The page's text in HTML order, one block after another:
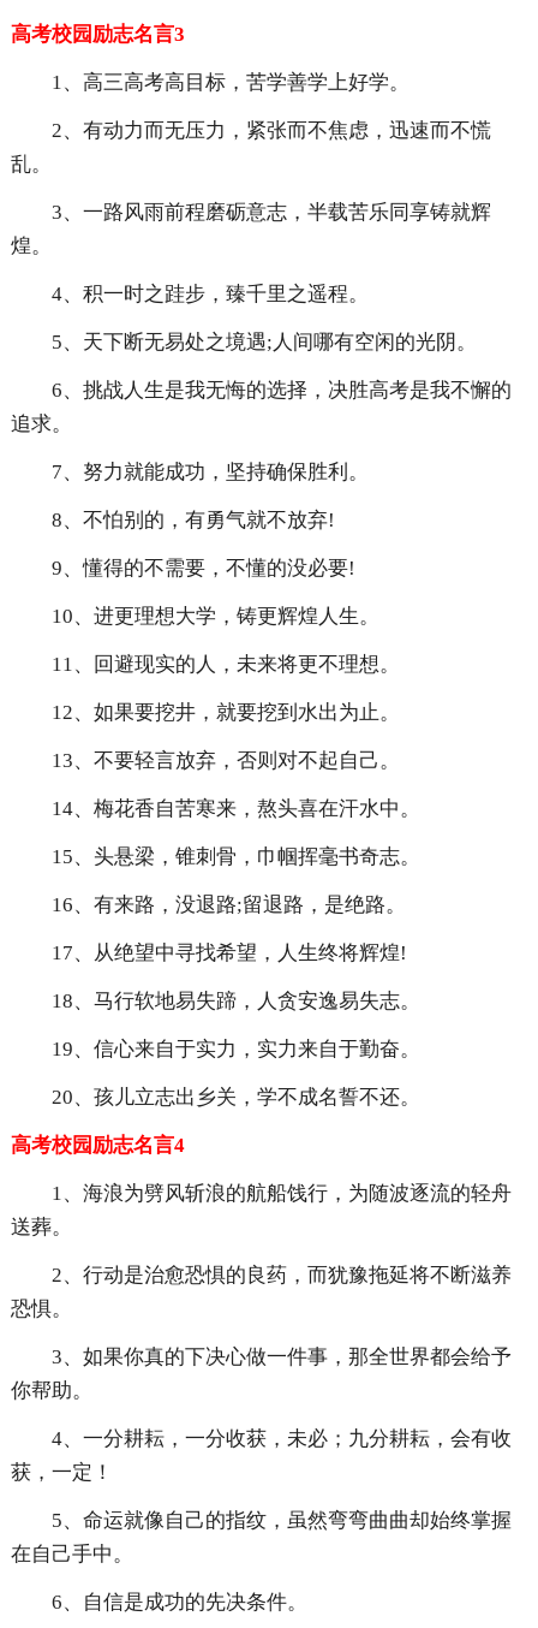
高考校园励志名言3
1、高三高考高目标，苦学善学上好学。
2、有动力而无压力，紧张而不焦虑，迅速而不慌
乱。
3、一路风雨前程磨砺意志，半载苦乐同享铸就辉
煌。
4、积一时之跬步，臻千里之遥程。
5、天下断无易处之境遇;人间哪有空闲的光阴。
6、挑战人生是我无悔的选择，决胜高考是我不懈的
追求。
7、努力就能成功，坚持确保胜利。
8、不怕别的，有勇气就不放弃!
9、懂得的不需要，不懂的没必要!
10、进更理想大学，铸更辉煌人生。
11、回避现实的人，未来将更不理想。
12、如果要挖井，就要挖到水出为止。
13、不要轻言放弃，否则对不起自己。
14、梅花香自苦寒来，熬头喜在汗水中。
15、头悬梁，锥刺骨，巾帼挥毫书奇志。
16、有来路，没退路;留退路，是绝路。
17、从绝望中寻找希望，人生终将辉煌!
18、马行软地易失蹄，人贪安逸易失志。
19、信心来自于实力，实力来自于勤奋。
20、孩儿立志出乡关，学不成名誓不还。
高考校园励志名言4
1、海浪为劈风斩浪的航船饯行，为随波逐流的轻舟
送葬。
2、行动是治愈恐惧的良药，而犹豫拖延将不断滋养
恐惧。
3、如果你真的下决心做一件事，那全世界都会给予
你帮助。
4、一分耕耘，一分收获，未必；九分耕耘，会有收
获，一定！
5、命运就像自己的指纹，虽然弯弯曲曲却始终掌握
在自己手中。
6、自信是成功的先决条件。